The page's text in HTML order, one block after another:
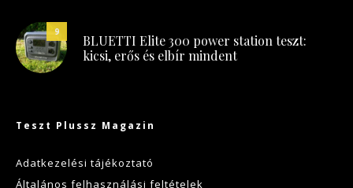
9
BLUETTI Elite 300 power station teszt:
kicsi, erős és elbír mindent
Teszt Plussz Magazin
Adatkezelési tájékoztató
Általános felhasználási feltételek